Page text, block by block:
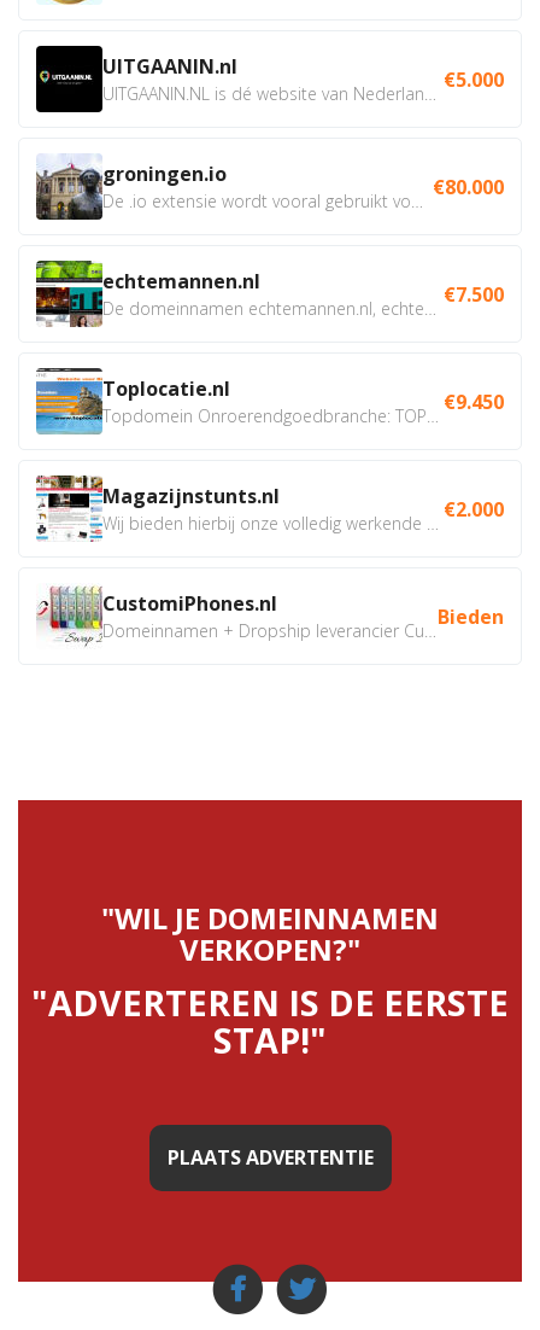
UITGAANIN.nl €5.000
groningen.io €80.000
echtemannen.nl €7.500
Toplocatie.nl €9.450
Magazijnstunts.nl €2.000
CustomiPhones.nl Bieden
"WIL JE DOMEINNAMEN
VERKOPEN?"
"ADVERTEREN IS DE EERSTE
STAP!"
PLAATS ADVERTENTIE